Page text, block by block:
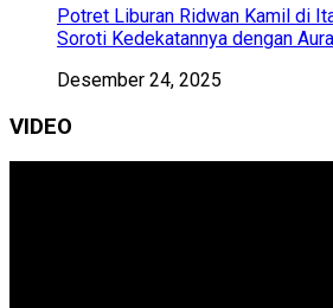
Potret Liburan Ridwan Kamil di
Soroti Kedekatannya dengan
Desember 24, 2025
VIDEO